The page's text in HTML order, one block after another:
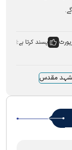
پسند کرتا ہے:
مقدس